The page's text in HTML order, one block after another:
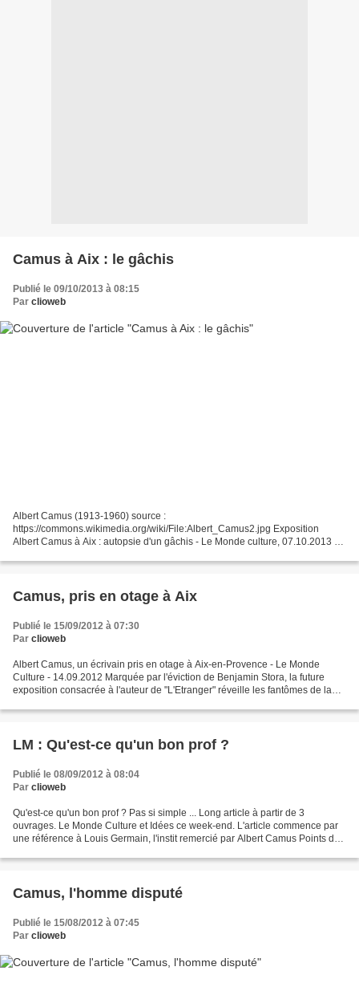
Camus à Aix : le gâchis
Publié le 09/10/2013 à 08:15
Par clioweb
Albert Camus (1913-1960) source :
https://commons.wikimedia.org/wiki/File:Albert_Camus2.jpg Exposition
Albert Camus à Aix : autopsie d'un gâchis - Le Monde culture, 07.10.2013 «
apparaissent,...
Camus, pris en otage à Aix
Publié le 15/09/2012 à 07:30
Par clioweb
Albert Camus, un écrivain pris en otage à Aix-en-Provence - Le Monde
Culture - 14.09.2012 Marquée par l'éviction de Benjamin Stora, la future
exposition consacrée à l'auteur de "L'Etranger" réveille les fantômes de la
ecrivain-pris-en-otage-a-aix-en-provence_1760451_3260.html...
LM : Qu'est-ce qu'un bon prof ?
Publié le 08/09/2012 à 08:04
Par clioweb
Qu'est-ce qu'un bon prof ? Pas si simple ... Long article à partir de 3
ouvrages. Le Monde Culture et Idées ce week-end. L'article commence par
une référence à Louis Germain, l'instit remercié par Albert Camus Points de
Camus, l'homme disputé
Publié le 15/08/2012 à 07:45
Par clioweb